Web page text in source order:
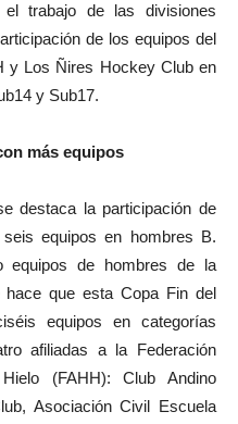
el trabajo de las divisiones
de los equipos del
y Los Ñires Hockey Club en
y Sub17.
más equipos
destaca la participación de
equipos en hombres B.
de hombres de la
que esta Copa Fin del
equipos en categorías
afiliadas a la Federación
(FAHH): Club Andino
Asociación Civil Escuela